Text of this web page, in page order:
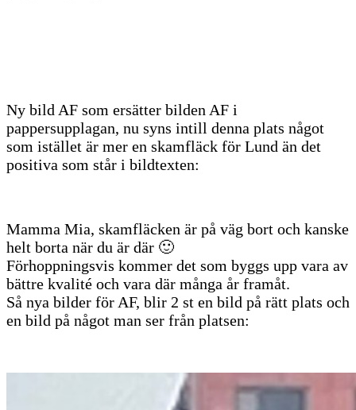
Ny bild AF som ersätter bilden AF i
pappersupplagan, nu syns intill denna plats något
som istället är mer en skamfläck för Lund än det
positiva som står i bildtexten:
Mamma Mia, skamfläcken är på väg bort och kanske
helt borta när du är där 🙂
Förhoppningsvis kommer det som byggs upp vara av
bättre kvalité och vara där många år framåt.
Så nya bilder för AF, blir 2 st en bild på rätt plats och
en bild på något man ser från platsen: